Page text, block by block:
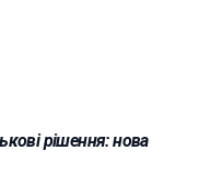
рішення: нова